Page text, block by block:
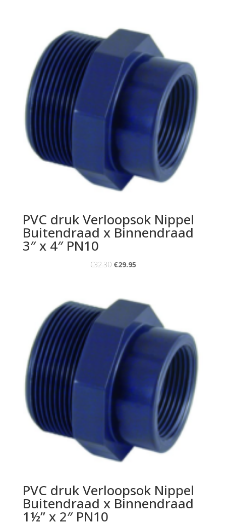
PVC druk Verloopsok Nippel
Buitendraad x Binnendraad
3″ x 4″ PN10
€32.30 €29.95
PVC druk Verloopsok Nippel
Buitendraad x Binnendraad
1½” x 2″ PN10